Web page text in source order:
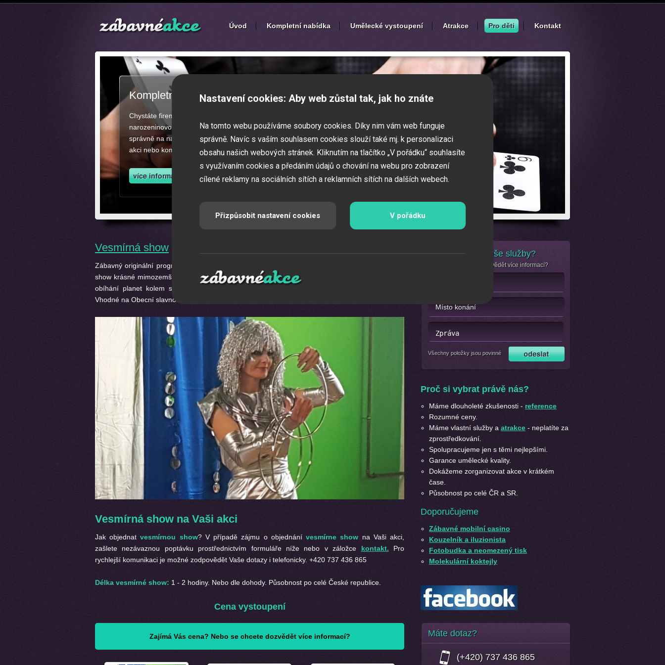
Úvod Kompletní nabídka Umělecké vystoupení Atrakce Pro děti Kontakt
Kompletní zajištěnízábavných akcí
Chystáte firemní akci, večírek nebo ples? Připravujete svatbu,
narozeninovou oslavu či zábavné představení pro děti? Pak jste
správně na našich stránkách. Zajistíme Vám jednotlivé umělce na Vaši
akci nebo kompletní zajištění zábavných a firemních akcí.
Vesmírná show
Zábavný originální program ve stylu sci-fi zaujme dnešní náročné děti. Na programu kouzelnická
show krásné mimozemšťanky, vesmírné soutěže jako létaní v létajícím talíři, přenášení meteoritu,
obíhání planet kolem slunce, robot Emilek. Dále se děti naučít robotí a mimozemské tance.
Vhodné na Obecní slavnosti, Maškarní karneval, Den dětí a další slavnosti.
Vesmírná show na Vaši akci
Jak objednatvesmírnou show? V případě zájmu o objednánívesmírne show na Vaši akci,
zašlete nezávaznou poptávku prostřednictvím formuláře níže nebo v záložce kontakt. Pro
rychlejší komunikaci je možné zodpovědět Vaše dotazy i telefonicky. +420 737 436 865
Délka vesmírné show: 1 - 2 hodiny. Nebo dle dohody. Působnost po celé České republice.
Cena vystoupení
Zajímá Vás cena? Nebo se chcete dozvědět více informací?
Máte zájem o naše služby?
Nebo se jen chcete dozvědět více informací?
Všechny položky jsou povinné
Proč si vybrat právě nás?
Máme dlouholeté zkušenosti - reference
Rozumné ceny.
Máme vlastní služby a atrakce - neplatíte za
zprostředkování.
Spolupracujeme jen s těmi nejlepšími.
Garance umělecké kvality.
Dokážeme zorganizovat akce v krátkém
čase.
Působnost po celé ČR a SR.
Doporučujeme
Zábavné mobilní casino
Kouzelník a iluzionista
Fotobudka a neomezený tisk
Molekulární koktejly
Máte dotaz?
(+420) 737 436 865
Nastavení cookies: Aby web zůstal tak, jak ho znáte
Na tomto webu používáme soubory cookies. Díky nim vám web funguje
správně. Navíc s vaším souhlasem cookies slouží také mj. k personalizaci
obsahu našich webových stránek. Kliknutím na tlačítko „V pořádku“ souhlasíte
s využívaním cookies a předáním údajů o chování na webu pro zobrazení
cílené reklamy na sociálních sítích a reklamních sítích na dalších webech.
Přizpůsobit nastavení cookies V pořádku